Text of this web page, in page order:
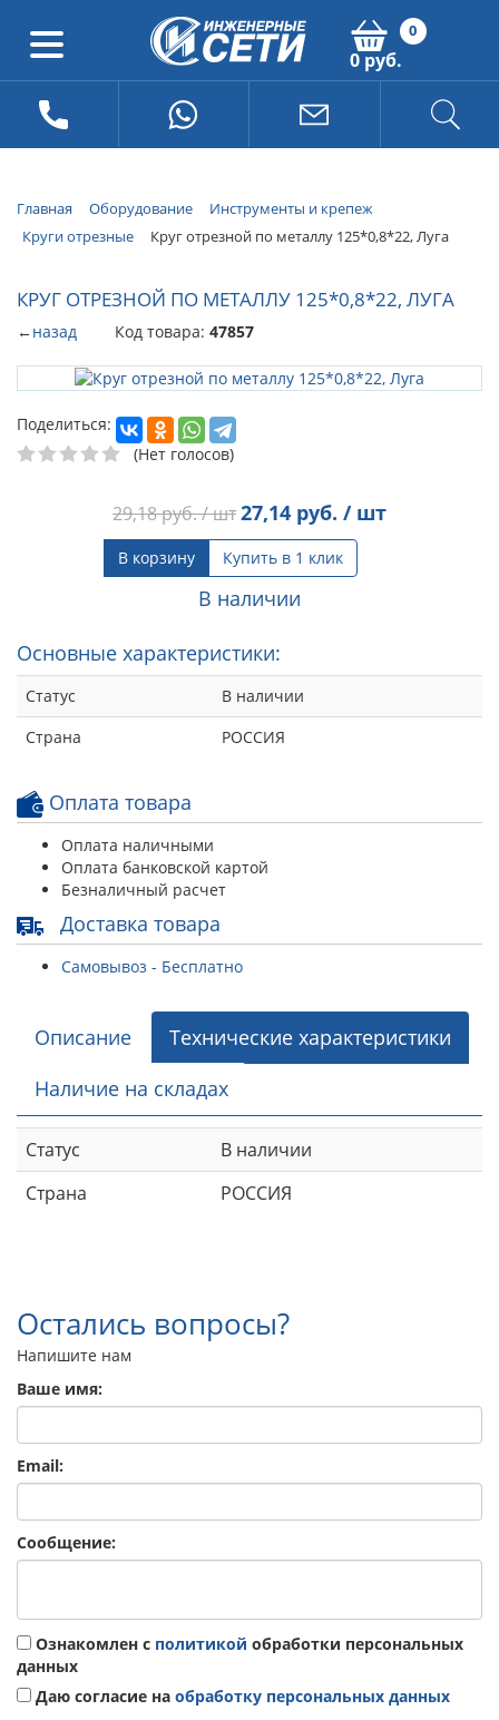
0
0 руб.
Главная Оборудование
Инструменты и крепеж
Круги отрезные
Круг отрезной по металлу 125*0,8*22, Луга
КРУГ ОТРЕЗНОЙ ПО МЕТАЛЛУ 125*0,8*22, ЛУГА
←назад Код товара: 47857
Поделиться:
(Нет голосов)
29,18руб. / шт27,14 руб. / шт
В корзину Купить в 1 клик
В наличии
Основные характеристики:
Статус
В наличии
Страна
РОССИЯ
Оплата товара
Оплата наличными
Оплата банковской картой
Безналичный расчет
Доставка товара
Самовывоз - Бесплатно
Описание
Технические характеристики
Наличие на складах
Статус
В наличии
Страна
РОССИЯ
Остались вопросы?
Напишите нам
Ваше имя:
Email:
Сообщение:
Ознакомлен с политикой обработки персональных
данных
Даю согласие на обработку персональных данных